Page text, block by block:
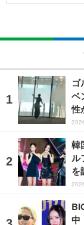
ゴ
ベ
性
韓
ル
を
中